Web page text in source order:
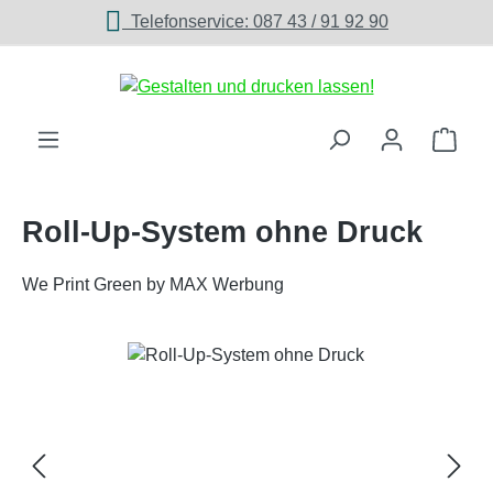
Zum Hauptinhalt springenTelefonservice: 087 43 / 91 92 90
Roll-Up-System ohne Druck
We Print Green by MAX Werbung
Bildergalerie überspringen